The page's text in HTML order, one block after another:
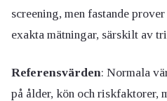
screening, men fastande
exakta mätningar, särskilt av
Referensvärden: Normala
på ålder, kön och riskfaktorer,